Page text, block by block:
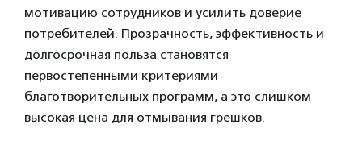
мотивацию сотрудников и усилить доверие
потребителей. Прозрачность, эффективность и
долгосрочная польза становятся
первостепенными критериями
благотворительных программ, а это слишком
высокая цена для отмывания грешков.